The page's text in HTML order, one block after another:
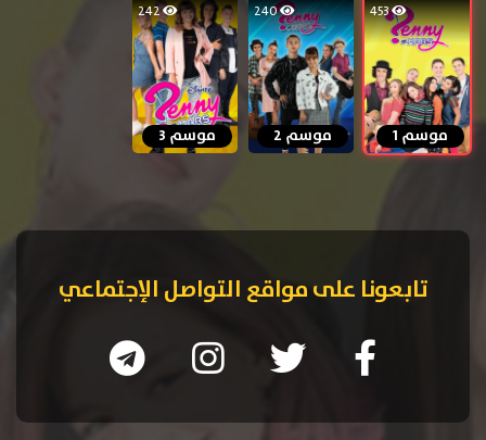
453
موسم 1
240
موسم 2
242
موسم 3
تابعونا على مواقع التواصل الإجتماعي